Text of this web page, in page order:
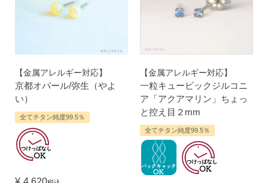
【金属アレルギー対応】
京都オパール/弥生（やよ
い）
全てチタン純度99.5％
【金属アレルギー対応】
一粒キュービックジルコニ
ア「アクアマリン」ちょっ
と控え目２mm
全てチタン純度99.5％